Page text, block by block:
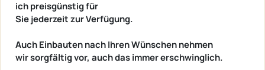
ich preisgünstig für
Sie jederzeit zur Verfügung.
Auch Einbauten nach Ihren Wünschen nehmen
wir sorgfältig vor, auch das immer erschwinglich.